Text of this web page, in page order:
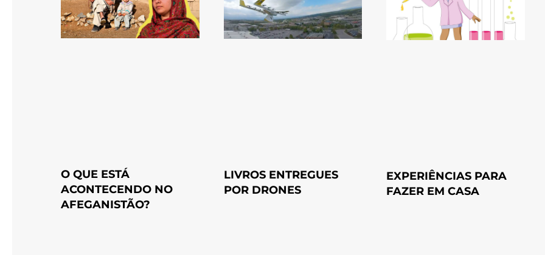
O QUE ESTÁ
ACONTECENDO NO
AFEGANISTÃO?
LIVROS ENTREGUES
POR DRONES
EXPERIÊNCIAS PARA
FAZER EM CASA